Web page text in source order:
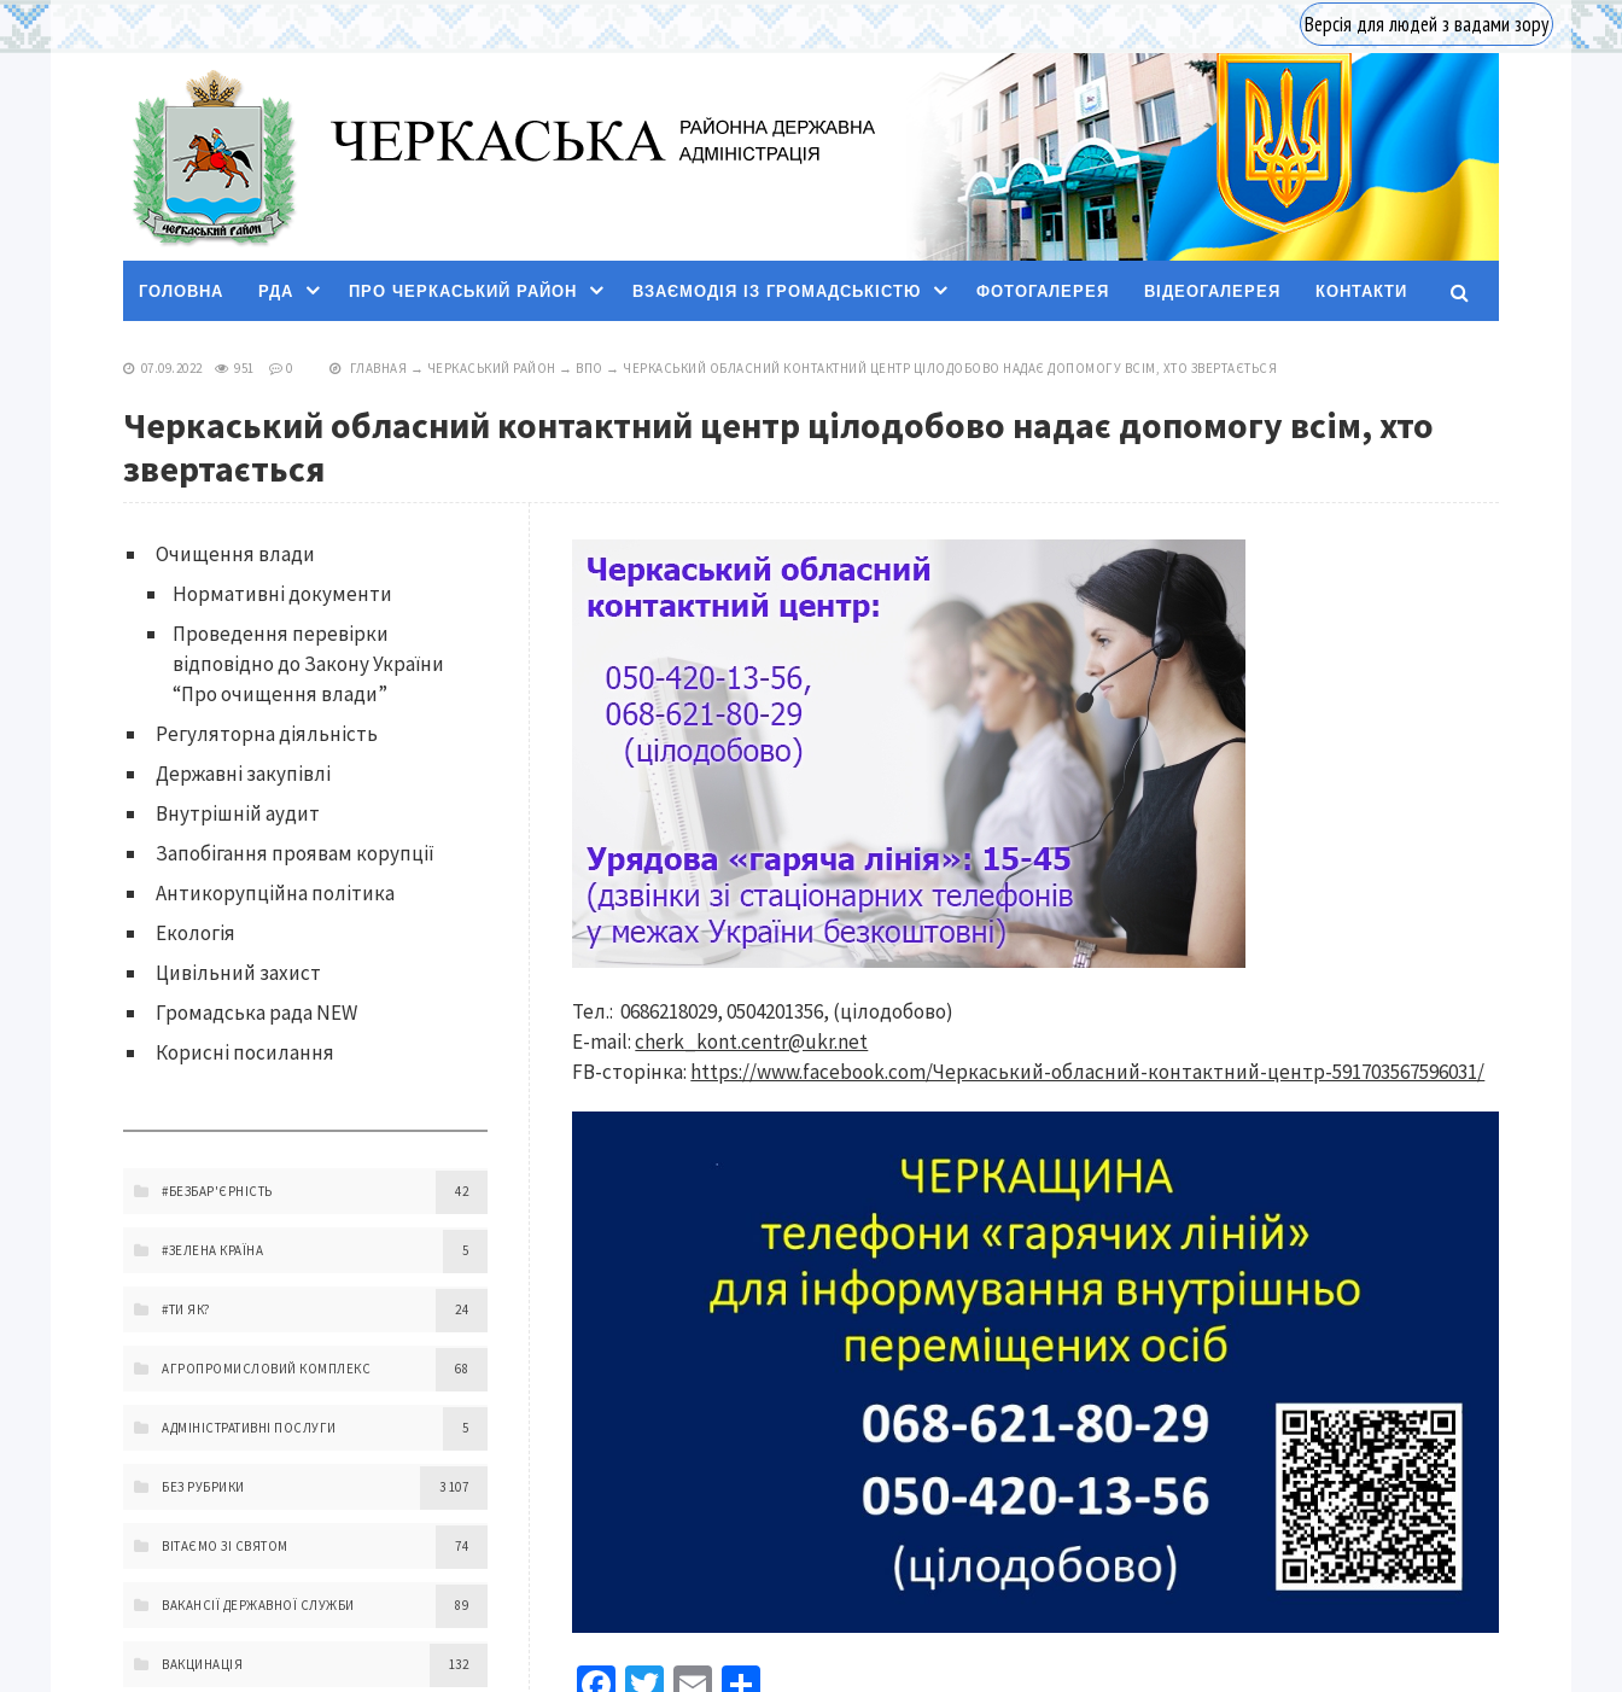
Версія для людей з вадами зору
ГОЛОВНА РДА ПРО ЧЕРКАСЬКИЙ РАЙОН ВЗАЄМОДІЯ ІЗ ГРОМАДСЬКІСТЮ ФОТОГАЛЕРЕЯ ВІДЕОГАЛЕРЕЯ КОНТАКТИ
07.09.2022 951 0 ГЛАВНАЯ → ЧЕРКАСЬКИЙ РАЙОН → ВПО → ЧЕРКАСЬКИЙ ОБЛАСНИЙ КОНТАКТНИЙ ЦЕНТР ЦІЛОДОБОВО НАДАЄ ДОПОМОГУ ВСІМ, ХТО ЗВЕРТАЄТЬСЯ
Черкаський обласний контактний центр цілодобово надає допомогу всім, хто
звертається
Тел.: 0686218029, 0504201356, (цілодобово)
E-mail:cherk_kont.centr@ukr.net
FB-сторінка: https://www.facebook.com/Черкаський-обласний-контактний-центр-591703567596031/
Очищення влади
Нормативні документи
Проведення перевірки
відповідно до Закону України
“Про очищення влади”
Регуляторна діяльність
Державні закупівлі
Внутрішній аудит
Запобігання проявам корупції
Антикорупційна політика
Екологія
Цивільний захист
Громадська рада NEW
Корисні посилання
#БЕЗБАР'ЄРНІСТЬ 42
#ЗЕЛЕНА КРАЇНА 5
#ТИ ЯК? 24
АГРОПРОМИСЛОВИЙ КОМПЛЕКС 68
АДМІНІСТРАТИВНІ ПОСЛУГИ 5
БЕЗ РУБРИКИ 3 107
ВІТАЄМО ЗІ СВЯТОМ 74
ВАКАНСІЇ ДЕРЖАВНОЇ СЛУЖБИ 89
ВАКЦИНАЦІЯ 132